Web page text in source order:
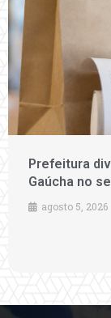
Prefeitura
Gaúcha no
agosto 5, 2026